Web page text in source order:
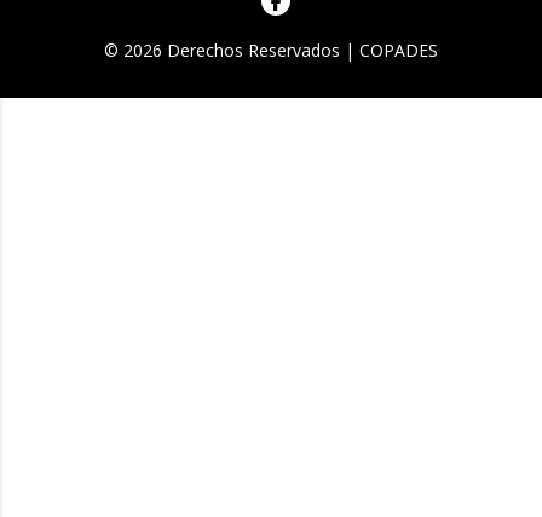
© 2026 Derechos Reservados | COPADES